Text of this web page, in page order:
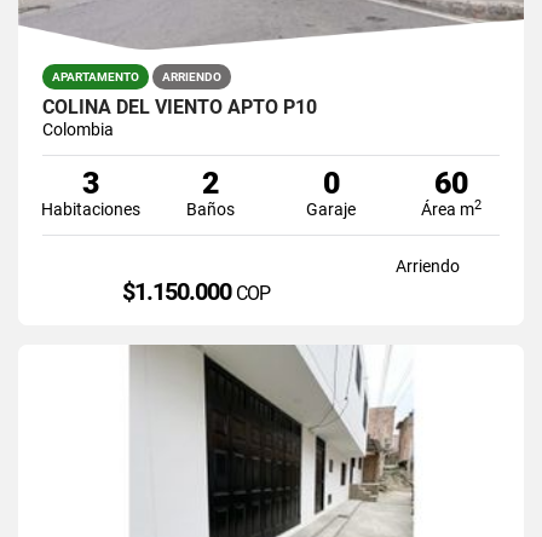
APARTAMENTO ARRIENDO
COLINA DEL VIENTO APTO P10
Colombia
3
Habitaciones
2
Baños
0
Garaje
60
Área m2
Arriendo
$1.150.000 COP